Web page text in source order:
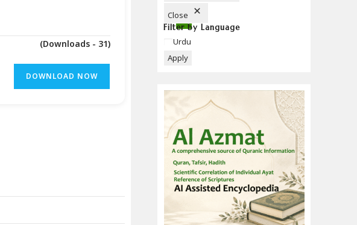
(Downloads - 31)
DOWNLOAD NOW
Close
Filter by Language
Language
Urdu
Apply